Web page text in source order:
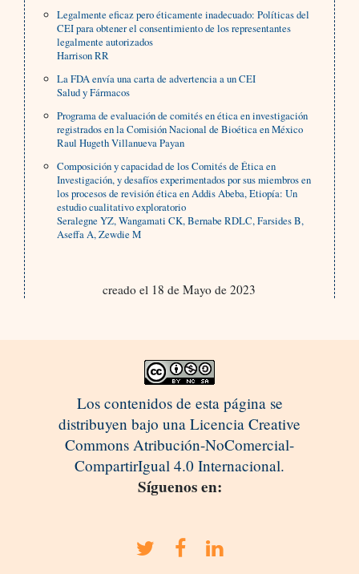
Legalmente eficaz pero éticamente inadecuado: Políticas del
CEI para obtener el consentimiento de los representantes
legalmente autorizados
Harrison RR
La FDA envía una carta de advertencia a un CEI
Salud y Fármacos
Programa de evaluación de comités en ética en investigación
registrados en la Comisión Nacional de Bioética en México
Raul Hugeth Villanueva Payan
Composición y capacidad de los Comités de Ética en
Investigación, y desafíos experimentados por sus miembros en
los procesos de revisión ética en Addis Abeba, Etiopía: Un
estudio cualitativo exploratorio
Seralegne YZ, Wangamati CK, Bernabe RDLC, Farsides B,
Aseffa A, Zewdie M
creado el 18 de Mayo de 2023
Los contenidos de esta página se
distribuyen bajo una Licencia Creative
Commons Atribución-NoComercial-
CompartirIgual 4.0 Internacional.
Síguenos en: